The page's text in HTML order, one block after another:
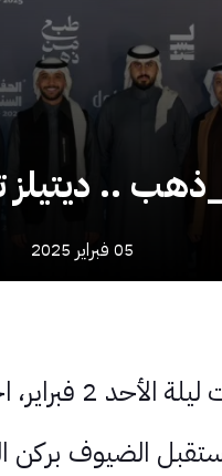
ديتيلز تحتفي
05 فبراير 2025
السنوية المميزة.
الضيوف